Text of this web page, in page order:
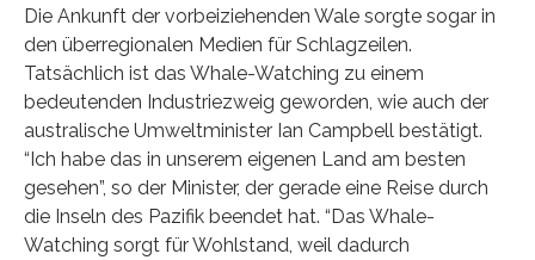
Die Ankunft der vorbeiziehenden Wale sorgte sogar in
den überregionalen Medien für Schlagzeilen.
Tatsächlich ist das Whale-Watching zu einem
bedeutenden Industriezweig geworden, wie auch der
australische Umweltminister Ian Campbell bestätigt.
“Ich habe das in unserem eigenen Land am besten
gesehen”, so der Minister, der gerade eine Reise durch
die Inseln des Pazifik beendet hat. “Das Whale-
Watching sorgt für Wohlstand, weil dadurch